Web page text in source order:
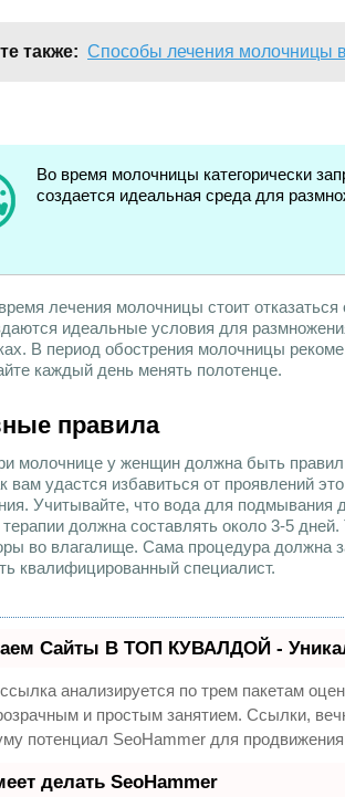
также: Способы лечения молочницы
Во время молочницы категорически
создается идеальная среда для
лечения молочницы стоит
идеальные условия для
В период обострения молочницы
каждый день менять полотенце.
правила
молочнице у женщин должна быть
вам удастся избавиться от проявлений
Учитывайте, что вода для подмывания
должна составлять около 3-5
во влагалище. Сама процедура должна
квалифицированный специалист.
Сайты В ТОП КУВАЛДОЙ -
анализируется по трем пакетам
и простым занятием. Ссылки,
потенциал SeoHammer для
делать SeoHammer